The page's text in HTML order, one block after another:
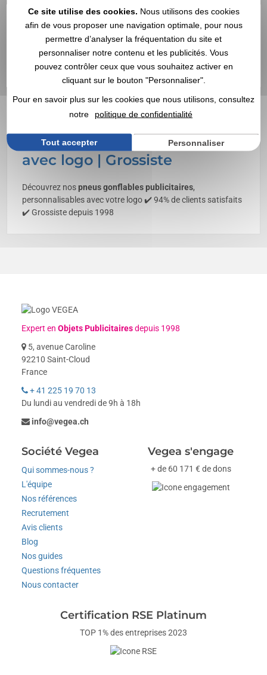
Pneu gonflable personnalisé
avec logo | Grossiste
Découvrez nospneus gonflables publicitaires,
personnalisables avec votre logo ✔️ 94% de clients satisfaits
✔️ Grossiste depuis 1998
Expert enObjets Publicitairesdepuis 1998
5, avenue Caroline
92210 Saint-Cloud
France
+ 41 225 19 70 13
Du lundi au vendredi de 9h à 18h
info@vegea.ch
Société Vegea
Qui sommes-nous ?
L'équipe
Nos références
Recrutement
Avis clients
Blog
Nos guides
Questions fréquentes
Nous contacter
Vegea s'engage
+ de 60 171 € de dons
Certification RSE Platinum
TOP 1% des entreprises 2023
Ce site utilise des cookies. Nous utilisons des cookies
afin de vous proposer une navigation optimale, pour nous
permettre d’analyser la fréquentation du site et
personnaliser notre contenu et les publicités. Vous
pouvez contrôler ceux que vous souhaitez activer en
cliquant sur le bouton "Personnaliser".
Pour en savoir plus sur les cookies que nous utilisons, consultez
notre
politique de confidentialité
Tout accepter Personnaliser